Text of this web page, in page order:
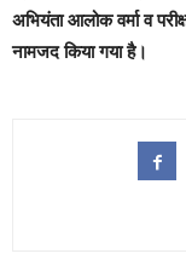
अभियंता आलोक वर्मा व
नामजद किया गया है।